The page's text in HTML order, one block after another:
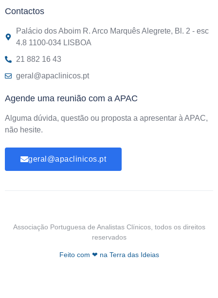
Contactos
Palácio dos Aboim R. Arco Marquês Alegrete, Bl. 2 - esc
4.8 1100-034 LISBOA
21 882 16 43
geral@apaclinicos.pt
Agende uma reunião com a APAC
Alguma dúvida, questão ou proposta a apresentar à APAC,
não hesite.
geral@apaclinicos.pt
Associação Portuguesa de Analistas Clínicos, todos os direitos
reservados
Feito com ❤ na Terra das Ideias